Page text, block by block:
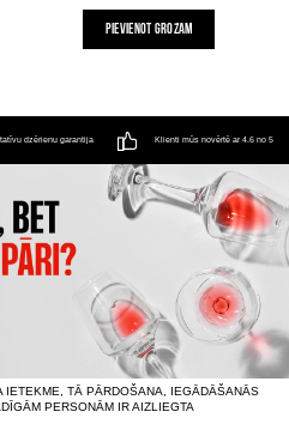
PIEVIENOT GROZAM
dzērienu garantija Klienti mūs novērtē ar 4.6 no 5
IETEKME, TĀ PĀRDOŠANA, IEGĀDĀŠANĀS
PERSONĀM IR AIZLIEGTA